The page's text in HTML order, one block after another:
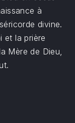
à
divine.
et la prière
Mère de Dieu,